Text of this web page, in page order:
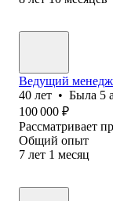
Ведущий
40 лет • Была 5
100 000 ₽
Рассматривает
Общий опыт
7 лет 1 месяц